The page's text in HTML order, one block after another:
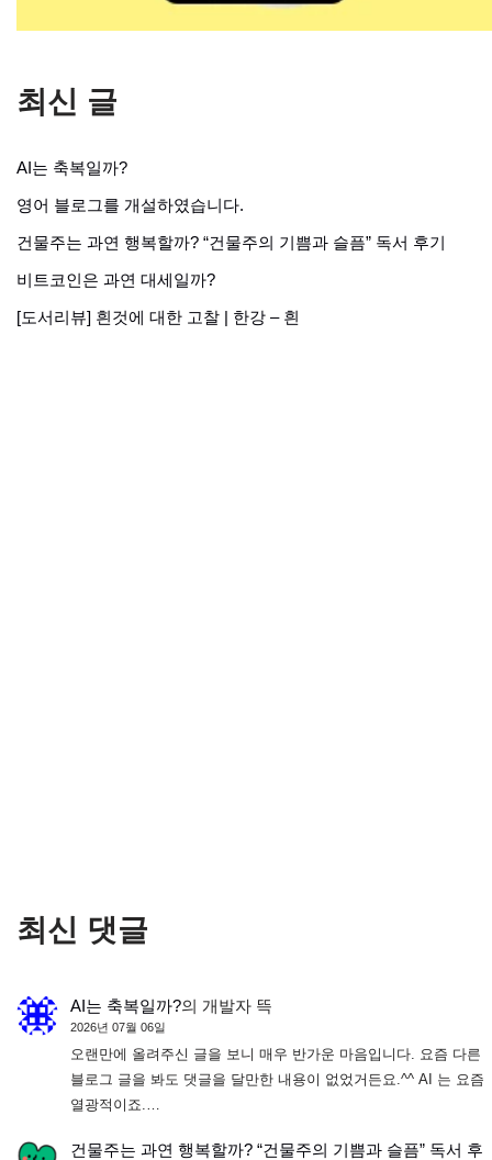
최신 글
AI는 축복일까?
영어 블로그를 개설하였습니다.
건물주는 과연 행복할까? “건물주의 기쁨과 슬픔” 독서 후기
비트코인은 과연 대세일까?
[도서리뷰] 흰것에 대한 고찰 | 한강 – 흰
최신 댓글
AI는 축복일까?의 개발자 뜩
2026년 07월 06일
오랜만에 올려주신 글을 보니 매우 반가운 마음입니다. 요즘 다른
블로그 글을 봐도 댓글을 달만한 내용이 없었거든요.^^ AI 는 요즘
열광적이죠.…
건물주는 과연 행복할까? “건물주의 기쁨과 슬픔” 독서 후